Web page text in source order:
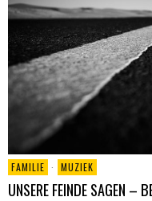
FAMILIE · MUZIEK
UNSERE FEINDE SAGEN –